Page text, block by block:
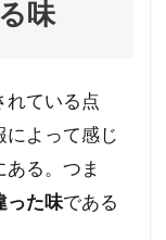
味
れている点
によって感じ
る。つま
った味である